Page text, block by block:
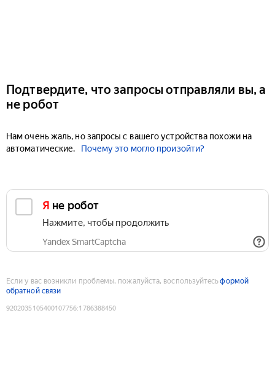
Подтвердите, что запросы отправляли вы, а
не робот
Нам очень жаль, но запросы с вашего устройства похожи на
автоматические.
Почему это могло произойти?
Я не робот
Нажмите, чтобы продолжить
Yandex SmartCaptcha
Если у вас возникли проблемы, пожалуйста, воспользуйтесьформой
обратной связи
9202035105400107756:1786388450